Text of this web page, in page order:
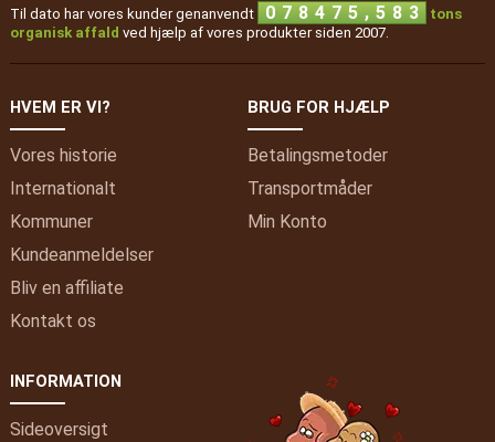
Til dato har vores kunder genanvendt 0 7 8 4 7 5 , 5 8 3
tons
organisk affald ved hjælp af vores produkter siden 2007.
HVEM ER VI?
Vores historie
Internationalt
Kommuner
Kundeanmeldelser
Bliv en affiliate
Kontakt os
BRUG FOR HJÆLP
Betalingsmetoder
Transportmåder
Min Konto
INFORMATION
Sideoversigt